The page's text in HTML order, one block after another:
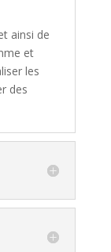
ainsi de
et
les
des